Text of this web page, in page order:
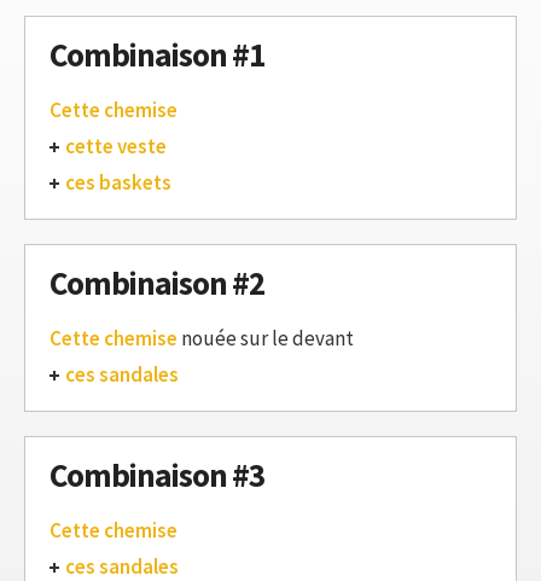
Combinaison #1
Cette chemise
cette veste
ces baskets
Combinaison #2
Cette chemise nouée sur le devant
ces sandales
Combinaison #3
Cette chemise
ces sandales